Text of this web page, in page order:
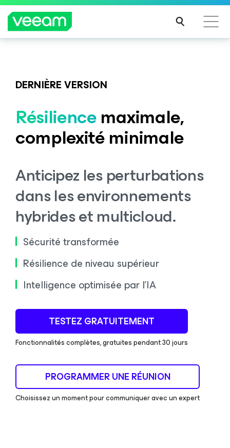
impactés par la mise à jour de CrowdStrike
LIRE
SUIT
plateforme. Un contrôle total.
DÉCOUVRIR
DERNIÈRE VERSION
Résiliencemaximale,
complexité minimale
Anticipez les perturbations
dans les environnements
hybrides et multicloud.
Sécurité transformée
Résilience de niveau supérieur
Intelligence optimisée par l’IA
TESTEZ GRATUITEMENT
Fonctionnalités complètes, gratuites pendant 30 jours
PROGRAMMER UNE RÉUNION
Choisissez un moment pour communiquer avec un expert